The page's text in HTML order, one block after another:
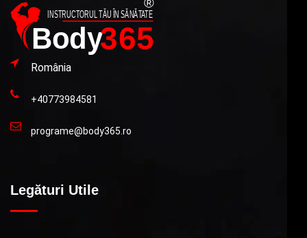
România
+40773984581
programe@body365.ro
Legături Utile